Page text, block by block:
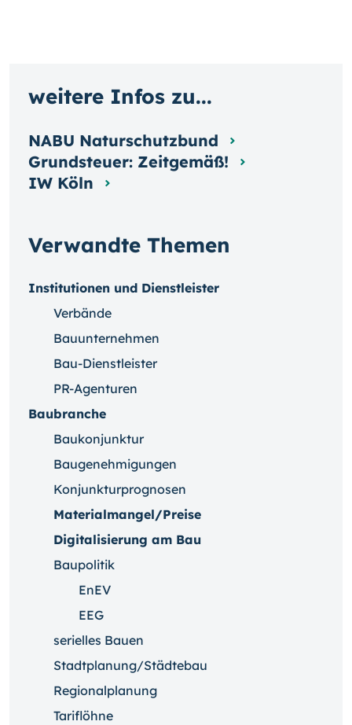
Verwandte Themen
Institutionen und Dienstleister
Verbände
Bauunternehmen
Bau-Dienstleister
PR-Agenturen
Baubranche
Baukonjunktur
Baugenehmigungen
Konjunkturprognosen
Materialmangel/Preise
Digitalisierung am Bau
Baupolitik
EnEV
EEG
serielles Bauen
Stadtplanung/Städtebau
Regionalplanung
Tariflöhne
weitere Infos zu...
NABU Naturschutzbund
Grundsteuer: Zeitgemäß!
IW Köln